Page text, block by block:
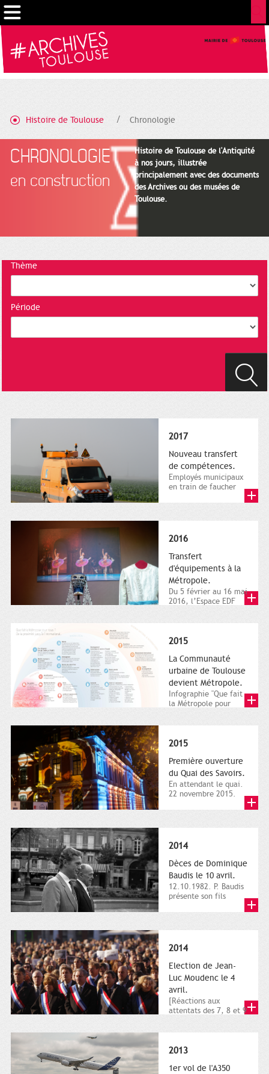
Histoire de Toulouse Chronologie
CHRONOLOGIE
en construction
Histoire de Toulouse de l'Antiquité
à nos jours, illustrée
principalement avec des documents
des Archives ou des musées de
Toulouse.
Thème
Période
2017
Nouveau transfert
de compétences.
Employés municipaux
en train de faucher
2016
Transfert
d'équipements à la
Métropole.
Du 5 février au 16 mai
2016, l’Espace EDF
2015
La Communauté
urbaine de Toulouse
devient Métropole.
Infographie "Que fait
la Métropole pour
2015
Première ouverture
du Quai des Savoirs.
En attendant le quai.
22 novembre 2015.
2014
Dèces de Dominique
Baudis le 10 avril.
12.10.1982. P. Baudis
présente son fils
2014
Election de Jean-
Luc Moudenc le 4
avril.
[Réactions aux
attentats des 7, 8 et 9
2013
1er vol de l'A350
Cookies management panel